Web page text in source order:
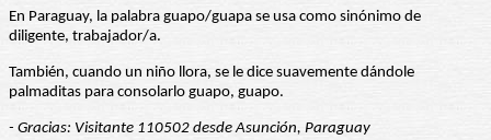
En Paraguay, la palabra guapo/guapa se usa como sinónimo de
diligente, trabajador/a.
También, cuando un niño llora, se le dice suavemente dándole
palmaditas para consolarlo guapo, guapo.
- Gracias: Visitante 110502 desde Asunción, Paraguay